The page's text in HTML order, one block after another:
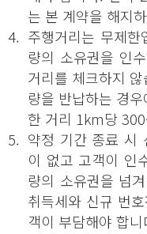
는 본 계약을 해지
4. 주행거리는 무제
량의 소유권을 인
거리를 체크하지
량을 반납하는 경
한 거리 1km당
5. 약정 기간 종료 시
이 없고 고객이 인
량의 소유권을 넘
취득세와 신규 번
객이 부담해야 합니